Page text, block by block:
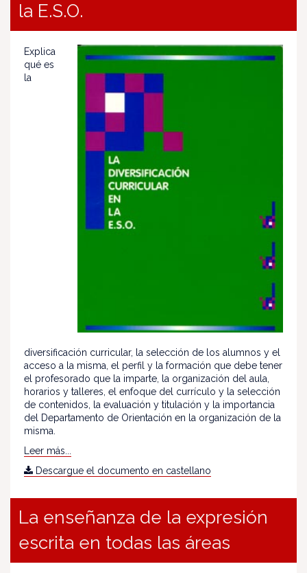
la E.S.O.
Explica
qué es
la
diversificación curricular, la selección de los alumnos y el
acceso a la misma, el perfil y la formación que debe tener
el profesorado que la imparte, la organización del aula,
horarios y talleres, el enfoque del currículo y la selección
de contenidos, la evaluación y titulación y la importancia
del Departamento de Orientación en la organización de la
misma.
Leer más...
Descargue el documento en castellano
La enseñanza de la expresión
escrita en todas las áreas